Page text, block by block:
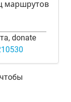
маршрутов
donate